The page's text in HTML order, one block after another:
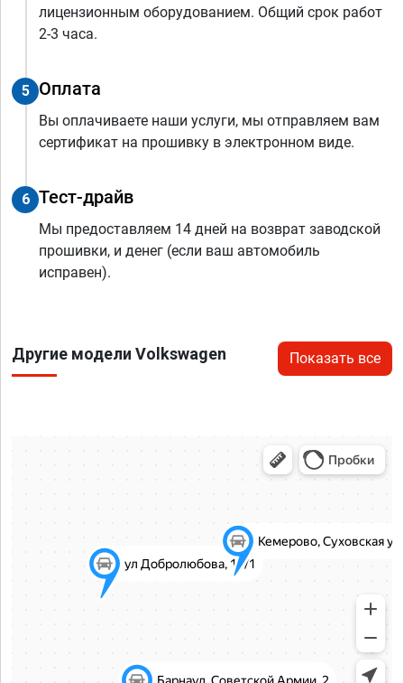
лицензионным оборудованием. Общий срок работ
2-3 часа.
5 Оплата
Вы оплачиваете наши услуги, мы отправляем вам
сертификат на прошивку в электронном виде.
6 Тест-драйв
Мы предоставляем 14 дней на возврат заводской
прошивки, и денег (если ваш автомобиль
исправен).
Другие модели Volkswagen Показать все